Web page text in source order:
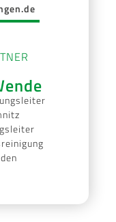
eines